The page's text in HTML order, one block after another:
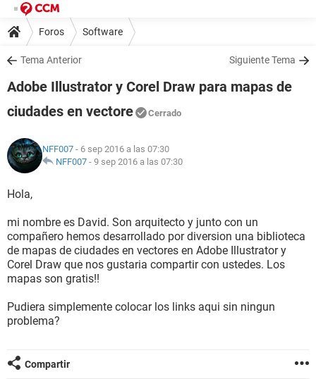
Foros Software
Tema Anterior Siguiente Tema
Adobe Illustrator y Corel Draw para mapas de
ciudades en vectore
Cerrado
NFF007 - 6 sep 2016 a las 07:30
NFF007 - 9 sep 2016 a las 07:30
Hola,
mi nombre es David. Son arquitecto y junto con un
compañero hemos desarrollado por diversion una biblioteca
de mapas de ciudades en vectores en Adobe Illustrator y
Corel Draw que nos gustaria compartir con ustedes. Los
mapas son gratis!!
Pudiera simplemente colocar los links aqui sin ningun
problema?
Compartir